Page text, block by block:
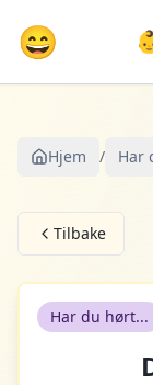
😄
Hjem / Har
Tilbake
Har du hørt...